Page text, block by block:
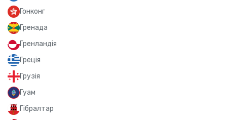
Гонконг
Гренада
Гренландія
Греція
Грузія
Гуам
Гібралтар